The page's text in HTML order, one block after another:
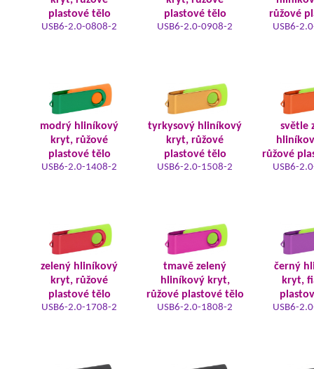
plastové tělo
USB6-2.0-0808-2
plastové tělo
USB6-2.0-0908-2
růžové
USB6-
modrý hliníkový
kryt, růžové
plastové tělo
USB6-2.0-1408-2
tyrkysový hliníkový
kryt, růžové
plastové tělo
USB6-2.0-1508-2
světle
růžové
USB6-
zelený hliníkový
kryt, růžové
plastové tělo
USB6-2.0-1708-2
tmavě zelený
hliníkový kryt,
růžové plastové tělo
USB6-2.0-1808-2
černý
kryt,
USB6-